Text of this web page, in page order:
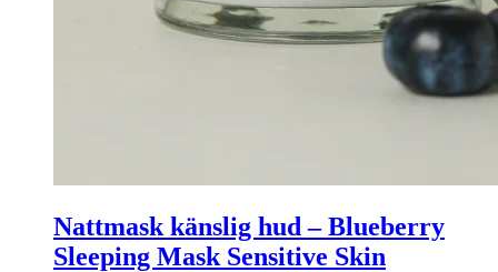
Nattmask känslig hud – Blueberry
Sleeping Mask Sensitive Skin